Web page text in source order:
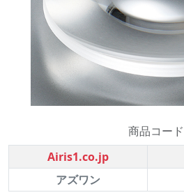
商品コード
Airis1.co.jp
アズワン